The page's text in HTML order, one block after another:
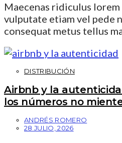
Maecenas ridiculus
vulputate etiam vel pede
consequat metus tellus
DISTRIBUCIÓN
Airbnb y la
los números no
ANDRÉS ROMERO
28 JULIO, 2026